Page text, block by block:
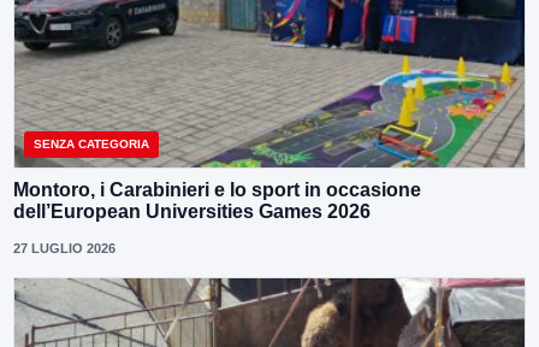
SENZA CATEGORIA
Montoro, i Carabinieri e lo sport in occasione
dell’European Universities Games 2026
27 LUGLIO 2026